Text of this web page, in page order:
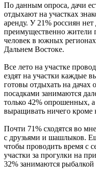
По данным опроса, дачи
отдыхают на участках
аренду. У 21% россиян
преимущественно жители
человек в южных
Дальнем Востоке.
Все лето на участке
ездят на участки каждые
готовы отдыхать на
посадками занимаются
только 42% опрошенных,
выращивать ничего кроме
Почти 71% сходятся во
с друзьями и шашлыков.
чтобы проводить время с
участки за прогулки на
32% занимаются рыбалкой